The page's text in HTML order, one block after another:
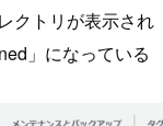
クトリが表示され
」になっている